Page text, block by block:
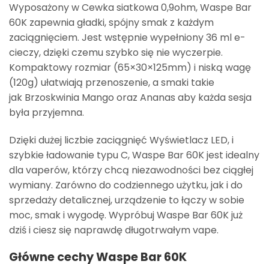
Wyposażony wCewka siatkowa 0,9ohm, Waspe Bar
60K zapewnia gładki, spójny smak z każdym
zaciągnięciem. Jest wstępnie wypełniony36 ml e-
cieczy, dzięki czemu szybko się nie wyczerpie.
Kompaktowy rozmiar (65×30×125mm) i niską wagę
(120g) ułatwiają przenoszenie, a smaki takie
jak Brzoskwinia Mango oraz Ananas aby każda sesja
była przyjemna.
Dzięki dużej liczbie zaciągnięć Wyświetlacz LED, i
szybkie ładowanie typu C, Waspe Bar 60K jest idealny
dla vaperów, którzy chcą niezawodności bez ciągłej
wymiany. Zarówno do codziennego użytku, jak i do
sprzedaży detalicznej, urządzenie to łączy w sobie
moc, smak i wygodę. Wypróbuj Waspe Bar 60K już
dziśi ciesz się naprawdę długotrwałym vape.
Główne cechy Waspe Bar 60K